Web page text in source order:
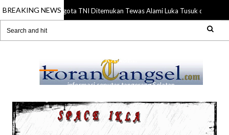
BREAKING NEWS
21 Jul 2026 Anggota TNI Ditemukan Tewas Alami Luka Tusuk di Gading
RANSEL
informasi seputar tangerang Selatan